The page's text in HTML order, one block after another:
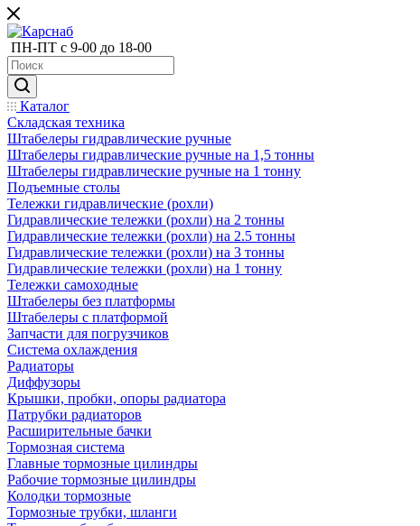
ПН-ПТ с 9-00 до 18-00
Каталог
Складская техника
Штабелеры гидравлические ручные
Штабелеры гидравлические ручные на 1,5 тонны
Штабелеры гидравлические ручные на 1 тонну
Подъемные столы
Тележки гидравлические (рохли)
Гидравлические тележки (рохли) на 2 тонны
Гидравлические тележки (рохли) на 2.5 тонны
Гидравлические тележки (рохли) на 3 тонны
Гидравлические тележки (рохли) на 1 тонну
Тележки самоходные
Штабелеры без платформы
Штабелеры с платформой
Запчасти для погрузчиков
Система охлаждения
Радиаторы
Диффузоры
Крышки, пробки, опоры радиатора
Патрубки радиаторов
Расширительные бачки
Тормозная система
Главные тормозные цилиндры
Рабочие тормозные цилиндры
Колодки тормозные
Тормозные трубки, шланги